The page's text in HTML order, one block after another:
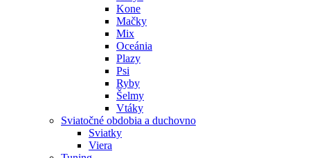
Kone
Mačky
Mix
Oceánia
Plazy
Psi
Ryby
Šelmy
Vtáky
Sviatočné obdobia a duchovno
Sviatky
Viera